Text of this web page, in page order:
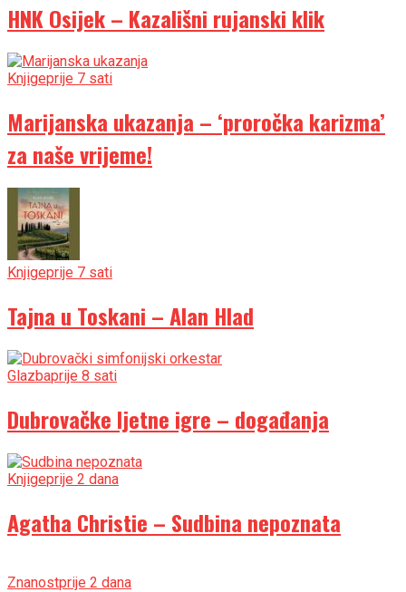
HNK Osijek – Kazališni rujanski klik
Knjigeprije 7 sati
Marijanska ukazanja – ‘proročka karizma’
za naše vrijeme!
Knjigeprije 7 sati
Tajna u Toskani – Alan Hlad
Glazbaprije 8 sati
Dubrovačke ljetne igre – događanja
Knjigeprije 2 dana
Agatha Christie – Sudbina nepoznata
Znanostprije 2 dana